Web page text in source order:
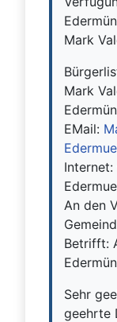
Mark
Mark
EMail:
An den
Betrifft:
Sehr
geehrte